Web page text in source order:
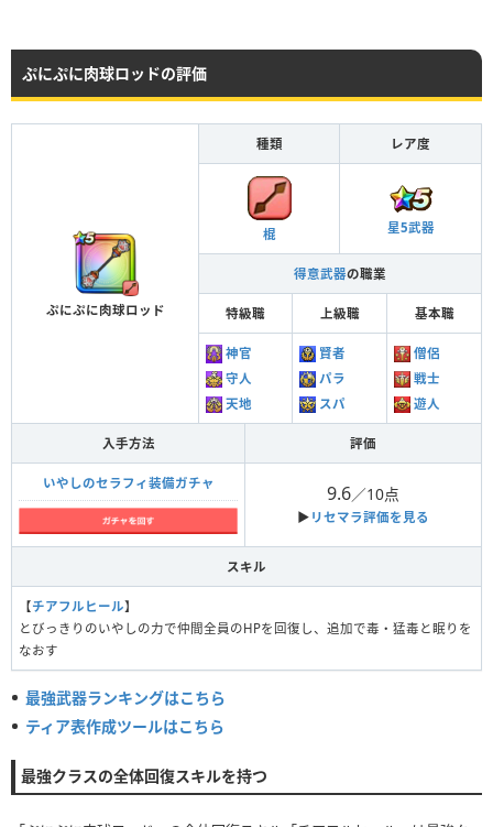
ぷにぷに肉球ロッドの評価
ぷにぷに肉球ロッド
種類 レア度
棍 星5武器
得意武器の職業
特級職 上級職 基本職
神官
守人
天地
賢者
パラ
スパ
僧侶
戦士
遊人
入手方法 評価
いやしのセラフィ装備ガチャ 9.6／10点
▶︎ リセマラ評価を見る
スキル
【チアフルヒール】
とびっきりのいやしの力で仲間全員のHPを回復し、追加で毒・猛毒と眠りを
なおす
最強武器ランキングはこちら
ティア表作成ツールはこちら
最強クラスの全体回復スキルを持つ